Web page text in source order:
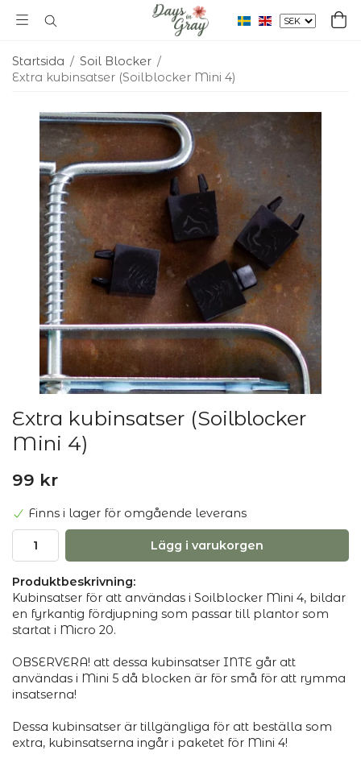
Startsida / Soil Blocker /
Extra kubinsatser (Soilblocker Mini 4)
Extra kubinsatser (Soilblocker
Mini 4)
99 kr
Finns i lager för omgående leverans
Lägg i varukorgen
Produktbeskrivning:
Kubinsatser för att användas i Soilblocker Mini 4, bildar
en fyrkantig fördjupning som passar till plantor som
startat i Micro 20.
OBSERVERA! att dessa kubinsatser INTE går att
användas i Mini 5 då blocken är för små för att rymma
insatserna!
Dessa kubinsatser är tillgängliga för att beställa som
extra, kubinsatserna ingår i paketet för Mini 4!